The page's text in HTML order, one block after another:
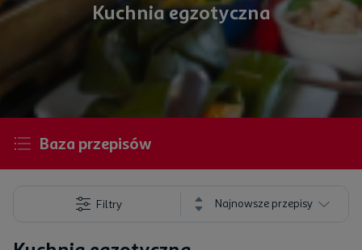
Kuchnia egzotyczna
Baza przepisów
Filtry Najnowsze przepisy